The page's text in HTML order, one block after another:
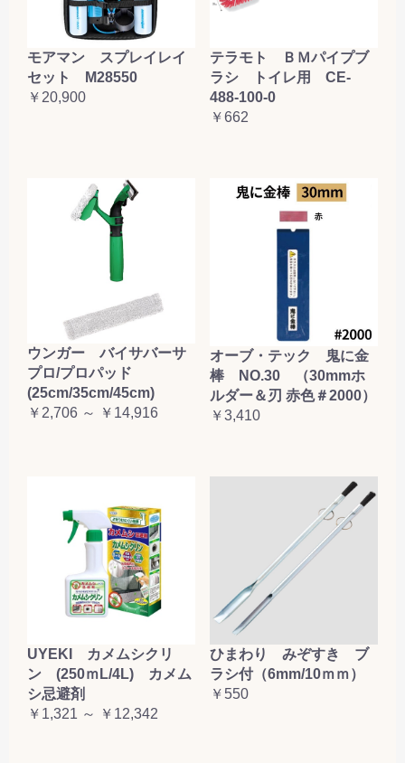
お買い物を続ける
モアマン スプレイレイ
セット M28550
￥20,900
テラモト ＢＭパイプブ
ラシ トイレ用 CE-
488-100-0
￥662
ウンガー バイサバーサ
プロ/プロパッド
(25cm/35cm/45cm)
￥2,706 ～ ￥14,916
オーブ・テック 鬼に金
棒 NO.30 （30mmホ
ルダー＆刃 赤色＃2000）
￥3,410
UYEKI カメムシクリ
ン (250ｍL/4L) カメム
シ忌避剤
￥1,321 ～ ￥12,342
ひまわり みぞすき ブ
ラシ付（6mm/10ｍｍ）
￥550